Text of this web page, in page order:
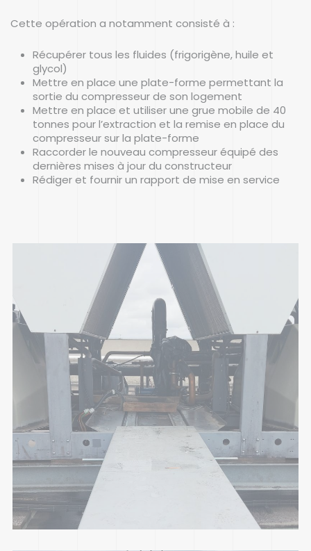
Cette opération a notamment consisté à :
Récupérer tous les fluides (frigorigène, huile et
glycol)
Mettre en place une plate-forme permettant la
sortie du compresseur de son logement
Mettre en place et utiliser une grue mobile de 40
tonnes pour l’extraction et la remise en place du
compresseur sur la plate-forme
Raccorder le nouveau compresseur équipé des
dernières mises à jour du constructeur
Rédiger et fournir un rapport de mise en service